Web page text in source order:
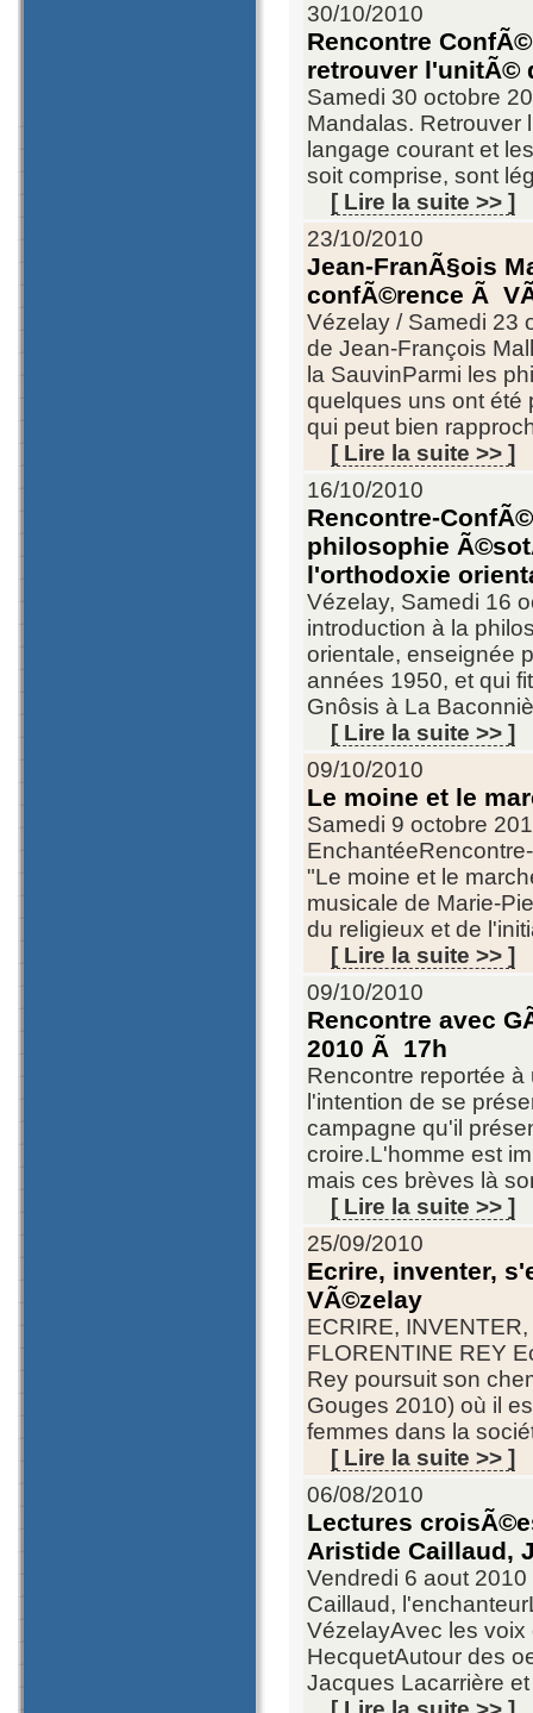
30/10/2010
Rencontre
retrouver l'unitÃ©
Samedi 30 octobre
Mandalas. Retrouver
langage courant et
soit comprise, sont
[ Lire la suite >> ]
23/10/2010
Jean-FranÃ§ois
confÃ©rence Ã
Vézelay / Samedi 23
de Jean-François
la SauvinParmi les
quelques uns ont été
qui peut bien
[ Lire la suite >> ]
16/10/2010
Rencontre-
philosophie
l'orthodoxie
Vézelay, Samedi 16
introduction à la
orientale, enseignée
années 1950, et qui
Gnôsis à La
[ Lire la suite >> ]
09/10/2010
Le moine et le
Samedi 9 octobre
"Le moine et le
musicale de Marie-
du religieux et de
[ Lire la suite >> ]
09/10/2010
Rencontre avec
2010 Ã 17h
Rencontre reportée
l'intention de se
campagne qu'il
croire.L'homme est
mais ces brèves là
[ Lire la suite >> ]
25/09/2010
Ecrire, inventer,
VÃ©zelay
ECRIRE,
FLORENTINE REY
Rey poursuit son
Gouges 2010) où il
femmes dans la
[ Lire la suite >> ]
06/08/2010
Lectures
Aristide Caillaud,
Vendredi 6 aout
Caillaud,
VézelayAvec les voix
HecquetAutour des
Jacques Lacarrière